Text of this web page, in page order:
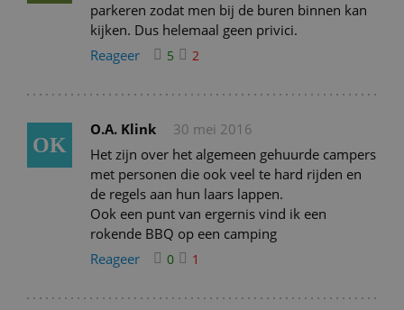
parkeren zodat men bij de buren binnen kan
kijken. Dus helemaal geen privici.
Reageer
5 2
OK
O.A. Klink
30 mei 2016
Het zijn over het algemeen gehuurde campers
met personen die ook veel te hard rijden en
de regels aan hun laars lappen.
Ook een punt van ergernis vind ik een
rokende BBQ op een camping
Reageer
0 1